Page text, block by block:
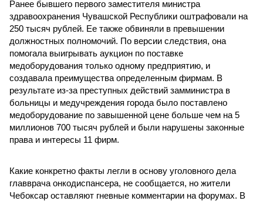
Ранее бывшего первого заместителя министра
здравоохранения Чувашской Республики оштрафовали на
250 тысяч рублей. Ее также обвиняли в превышении
должностных полномочий. По версии следствия, она
помогала выигрывать аукцион по поставке
медоборудования только одному предприятию, и
создавала преимущества определенным фирмам. В
результате из-за преступных действий замминистра в
больницы и медучреждения города было поставлено
медоборудование по завышенной цене больше чем на 5
миллионов 700 тысяч рублей и были нарушены законные
права и интересы 11 фирм.
Какие конкретно факты легли в основу уголовного дела
главврача онкодиспансера, не сообщается, но жители
Чебоксар оставляют гневные комментарии на форумах. В